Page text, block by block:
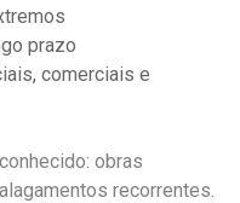
prazo
comerciais e
obras
recorrentes.